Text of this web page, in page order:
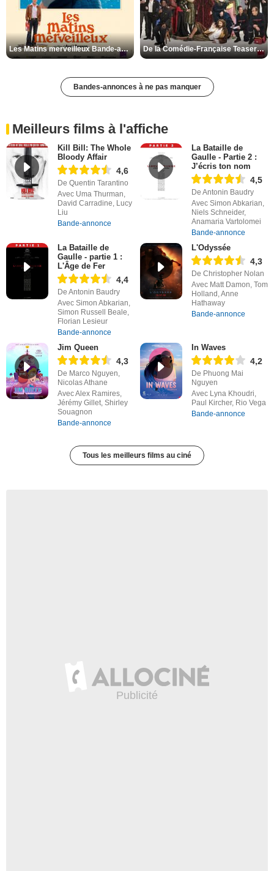
Les Matins merveilleux Bande-annonce VF De la Comédie-Française Teaser VF
Bandes-annonces à ne pas manquer
Meilleurs films à l'affiche
Kill Bill: The Whole
Bloody Affair
4,6
De Quentin Tarantino
Avec Uma Thurman,
David Carradine, Lucy
Liu
Bande-annonce
La Bataille de
Gaulle - Partie 2 :
J’écris ton nom
4,5
De Antonin Baudry
Avec Simon Abkarian,
Niels Schneider,
Anamaria Vartolomei
Bande-annonce
La Bataille de
Gaulle - partie 1 :
L'Âge de Fer
4,4
De Antonin Baudry
Avec Simon Abkarian,
Simon Russell Beale,
Florian Lesieur
Bande-annonce
L'Odyssée
4,3
De Christopher Nolan
Avec Matt Damon, Tom
Holland, Anne
Hathaway
Bande-annonce
Jim Queen
4,3
De Marco Nguyen,
Nicolas Athane
Avec Alex Ramires,
Jérémy Gillet, Shirley
Souagnon
Bande-annonce
In Waves
4,2
De Phuong Mai
Nguyen
Avec Lyna Khoudri,
Paul Kircher, Rio Vega
Bande-annonce
Tous les meilleurs films au ciné